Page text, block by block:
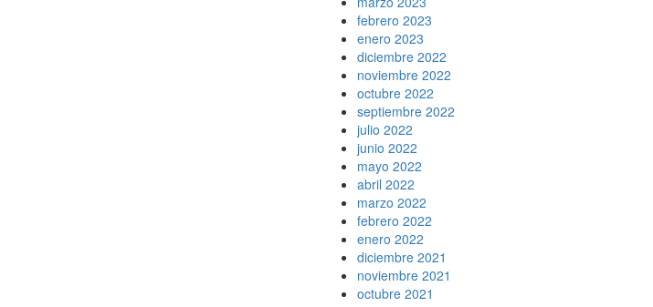
febrero 2023
enero 2023
diciembre 2022
noviembre 2022
octubre 2022
septiembre 2022
julio 2022
junio 2022
mayo 2022
abril 2022
marzo 2022
febrero 2022
enero 2022
diciembre 2021
noviembre 2021
octubre 2021